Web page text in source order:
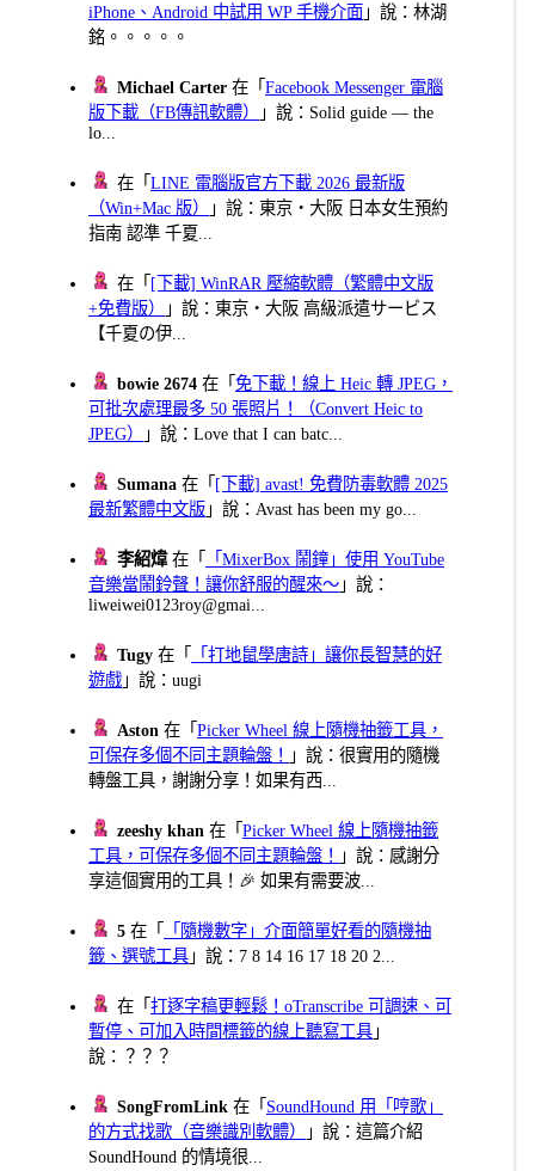
iPhone、Android 中試用 WP 手機介面 」說：林湖
銘。。。。。
Michael Carter 在「Facebook Messenger 電腦
版下載（FB傳訊軟體）
」說：Solid guide — the
lo...
在「LINE 電腦版官方下載 2026 最新版
（Win+Mac 版）
」說：東京・大阪 日本女生預約
指南 認準 千夏...
在「 [下載] WinRAR 壓縮軟體（繁體中文版
+免費版）
」說：東京・大阪 高級派遣サービス
【千夏の伊...
bowie 2674 在「免下載！線上 Heic 轉 JPEG，
可批次處理最多 50 張照片！（Convert Heic to
JPEG）
」說：Love that I can batc...
Sumana 在「 [下載] avast! 免費防毒軟體 2025
最新繁體中文版 」說：Avast has been my go...
李紹煒在「
「MixerBox 鬧鐘」使用 YouTube
音樂當鬧鈴聲！讓你舒服的醒來～ 」說：
liweiwei0123roy@gmai...
Tugy 在「
「打地鼠學唐詩」讓你長智慧的好
遊戲 」說：uugi
Aston 在「Picker Wheel 線上隨機抽籤工具，
可保存多個不同主題輪盤！
」說：很實用的隨機
轉盤工具，謝謝分享！如果有西...
zeeshy khan 在「Picker Wheel 線上隨機抽籤
工具，可保存多個不同主題輪盤！
」說：感謝分
享這個實用的工具！🎉 如果有需要波...
5 在「
「隨機數字」介面簡單好看的隨機抽
籤、選號工具 」說：7 8 14 16 17 18 20 2...
在「打逐字稿更輕鬆！oTranscribe 可調速、可
暫停、可加入時間標籤的線上聽寫工具 」
說：？？？
SongFromLink 在「 SoundHound 用「哼歌」
的方式找歌（音樂識別軟體）
」說：這篇介紹
SoundHound 的情境很...